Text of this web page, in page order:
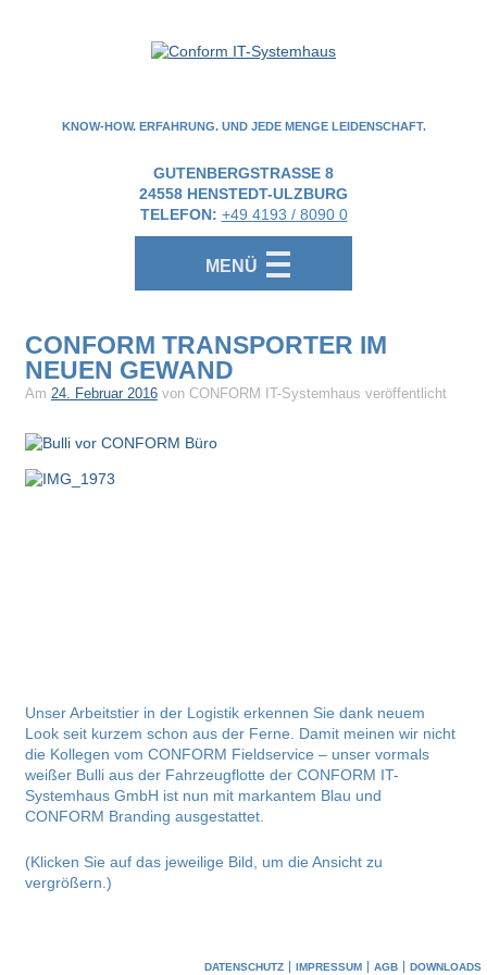
KNOW-HOW. ERFAHRUNG. UND JEDE MENGE LEIDENSCHAFT.
GUTENBERGSTRASSE 8
24558 HENSTEDT-ULZBURG
TELEFON: +49 4193 / 8090 0
MENÜ
CONFORM TRANSPORTER IM
NEUEN GEWAND
Am 24. Februar 2016von CONFORM IT-Systemhaus veröffentlicht
Unser Arbeitstier in der Logistik erkennen Sie dank neuem
Look seit kurzem schon aus der Ferne. Damit meinen wir nicht
die Kollegen vom CONFORM Fieldservice – unser vormals
weißer Bulli aus der Fahrzeugflotte der CONFORM IT-
Systemhaus GmbH ist nun mit markantem Blau und
CONFORM Branding ausgestattet.
(Klicken Sie auf das jeweilige Bild, um die Ansicht zu
vergrößern.)
DATENSCHUTZ IMPRESSUM AGB DOWNLOADS